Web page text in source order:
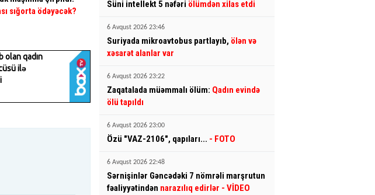
sığorta ödəyəcək?
Süni intellekt 5 nəfəri ölümdən xilas etdi
6 Avqust 2026 23:46
Suriyada mikroavtobus partlayıb, ölən və
xəsarət alanlar var
6 Avqust 2026 23:22
Zaqatalada müəmmalı ölüm: Qadın evində
ölü tapıldı
6 Avqust 2026 23:00
Özü "VAZ-2106", qapıları... - FOTO
6 Avqust 2026 22:48
Sərnişinlər Gəncədəki 7 nömrəli marşrutun
fəaliyyətindən narazılıq edirlər - VİDEO